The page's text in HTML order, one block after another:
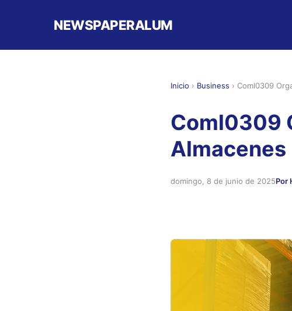
NEWSPAPERALUM
Inicio › Business › Coml0309
Coml0309
Almacenes
domingo, 8 de junio de 2025Por